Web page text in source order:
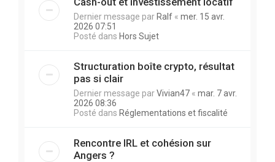
Dernier message parRalf « mer. 15 avr.
2026 07:51
Posté dans Hors Sujet
Structuration boîte crypto, résultat
pas si clair
Dernier message parVivian47 « mar. 7 avr.
2026 08:36
Posté dans Réglementations et fiscalité
Rencontre IRL et cohésion sur
Angers ?